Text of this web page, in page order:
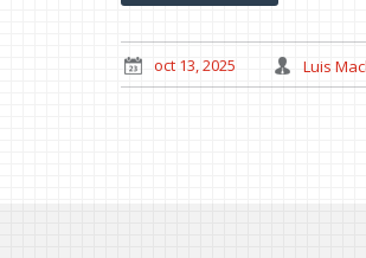
oct 13, 2025 Luis